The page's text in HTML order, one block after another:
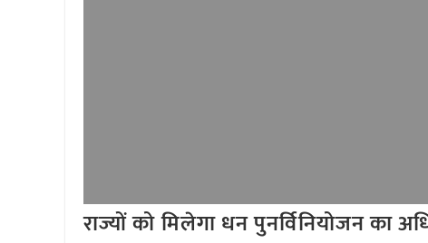
राज्यों को मिलेगा धन पुनर्विनियोजन का